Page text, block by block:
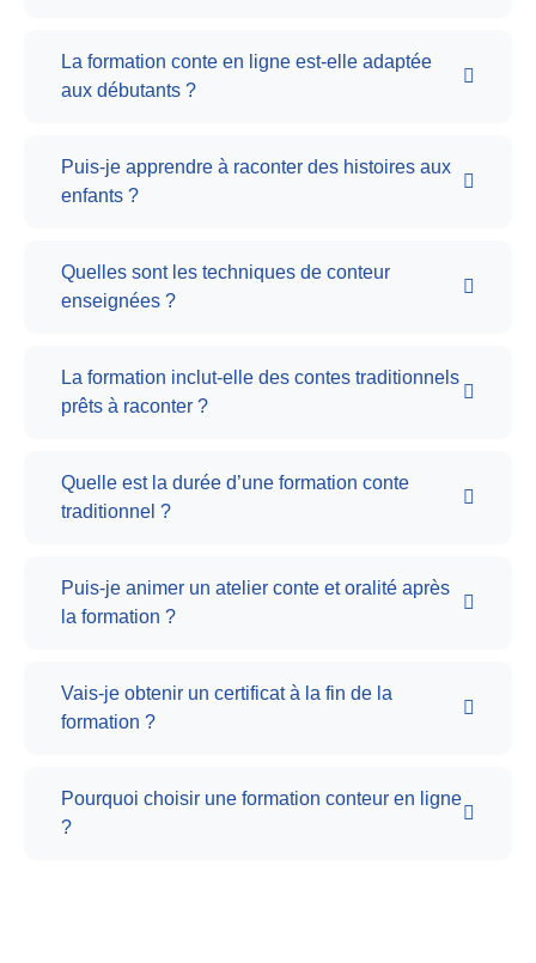
La formation conte en ligne est-elle adaptée
aux débutants ?
Puis-je apprendre à raconter des histoires aux
enfants ?
Quelles sont les techniques de conteur
enseignées ?
La formation inclut-elle des contes traditionnels
prêts à raconter ?
Quelle est la durée d’une formation conte
traditionnel ?
Puis-je animer un atelier conte et oralité après
la formation ?
Vais-je obtenir un certificat à la fin de la
formation ?
Pourquoi choisir une formation conteur en ligne
?